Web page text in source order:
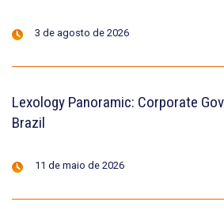
3 de agosto de 2026
Lexology Panoramic: Corporate
Brazil
11 de maio de 2026